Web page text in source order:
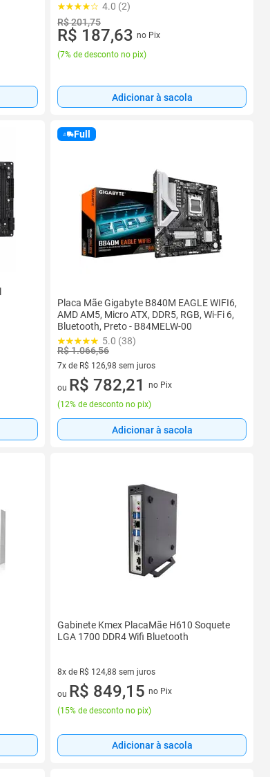
4.0 (2)
R$ 201,75
R$ 187,63 no Pix
(7% de desconto no pix)
Adicionar à sacola
Full
Placa Mãe Gigabyte B840M EAGLE WIFI6,
AMD AM5, Micro ATX, DDR5, RGB, Wi-Fi 6,
Bluetooth, Preto - B84MELW-00
5.0 (38)
R$ 1.066,56
7x de R$ 126,98 sem juros
7 vez de R$ 126,98 sem juros
ou R$ 782,21
no Pix
(12% de desconto no pix)
Adicionar à sacola
Gabinete Kmex PlacaMãe H610 Soquete
LGA 1700 DDR4 Wifi Bluetooth
8x de R$ 124,88 sem juros
8 vez de R$ 124,88 sem juros
ou R$ 849,15 no Pix
(15% de desconto no pix)
Adicionar à sacola